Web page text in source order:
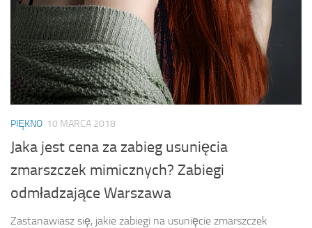
PIĘKNO 10 MARCA 2018
Jaka jest cena za zabieg usunięcia
zmarszczek mimicznych? Zabiegi
odmładzające Warszawa
Zastanawiasz się, jakie zabiegi na usunięcie zmarszczek